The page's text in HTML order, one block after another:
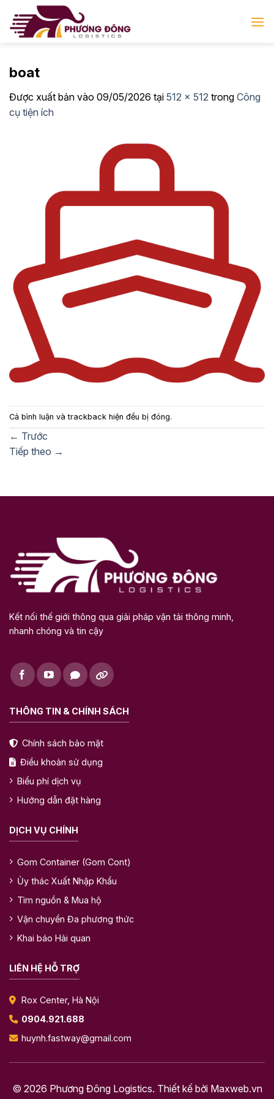
qua
boat
Được xuất bản vào 09/05/2026 tại 512 × 512 trong Công
cụ tiện ích
Cả bình luận và trackback hiện đều bị đóng.
← Trước
Tiếp theo →
Kết nối thế giới thông qua giải pháp vận tải thông minh,
nhanh chóng và tin cậy
THÔNG TIN & CHÍNH SÁCH
Chính sách bảo mật
Điều khoản sử dụng
Biểu phí dịch vụ
Hướng dẫn đặt hàng
DỊCH VỤ CHÍNH
Gom Container (Gom Cont)
Ủy thác Xuất Nhập Khẩu
Tìm nguồn & Mua hộ
Vận chuyển Đa phương thức
Khai báo Hải quan
LIÊN HỆ HỖ TRỢ
Rox Center, Hà Nội
0904.921.688
huynh.fastway@gmail.com
© 2026 Phương Đông Logistics. Thiết kế bởi Maxweb.vn